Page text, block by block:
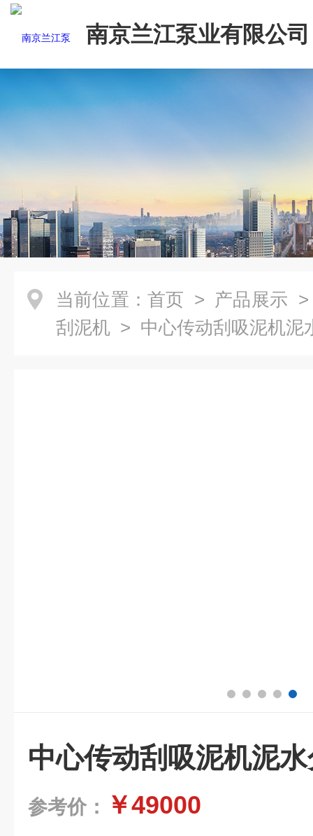
南京兰江泵业有限公司
当前位置： 首页 > 产品展示
刮泥机 > 中心传动刮吸泥机泥
中心传动刮吸泥机泥
参考价： ￥49000